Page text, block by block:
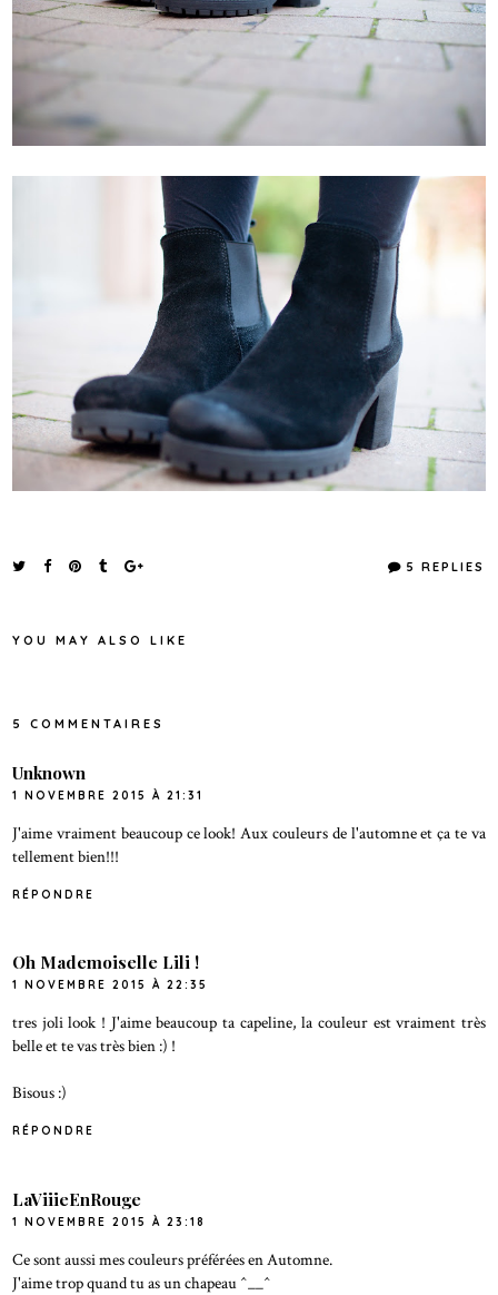
5 REPLIES
YOU MAY ALSO LIKE
5 COMMENTAIRES
Unknown
1 NOVEMBRE 2015 À 21:31
J'aime vraiment beaucoup ce look! Aux couleurs de l'automne et ça te va
tellement bien!!!
RÉPONDRE
Oh Mademoiselle Lili !
1 NOVEMBRE 2015 À 22:35
tres joli look ! J'aime beaucoup ta capeline, la couleur est vraiment très
belle et te vas très bien :) !
Bisous :)
RÉPONDRE
LaViiieEnRouge
1 NOVEMBRE 2015 À 23:18
Ce sont aussi mes couleurs préférées en Automne.
J'aime trop quand tu as un chapeau ^__^